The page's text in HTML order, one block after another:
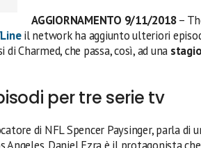
AGGIORNAMENTO 9/11/2018–
il network ha aggiunto ulteriori
Charmed, che passa, così, ad una
per tre serie tv
di NFL Spencer Paysinger, parla di
Daniel Ezra è il protagonista che